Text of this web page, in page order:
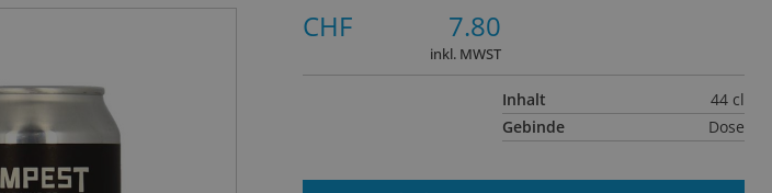
CHF 7.80
inkl. MWST
Inhalt
44 cl
Gebinde
Dose